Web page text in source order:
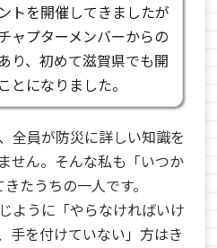
トを開催してきましたが
ャプターメンバーからの
り、初めて滋賀県でも開
とになりました。
全員が防災に詳しい知識を
せん。そんな私も「いつか
たうちの一人です。
ように「やらなければいけ
手を付けていない」方はき